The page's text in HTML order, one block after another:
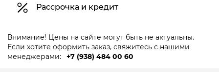
Рассрочка и кредит
Внимание! Цены на сайте могут быть не актуальны.
Если хотите оформить заказ, свяжитесь с нашими
менеджерами:
+7 (938) 484 00 60